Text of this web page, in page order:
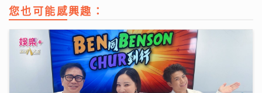
您也可能感興趣：